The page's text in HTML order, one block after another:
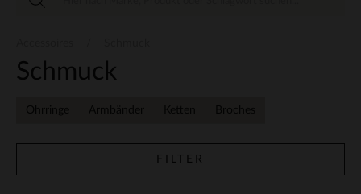
Schmuck
Ohrringe Armbänder Ketten Broches
FILTER